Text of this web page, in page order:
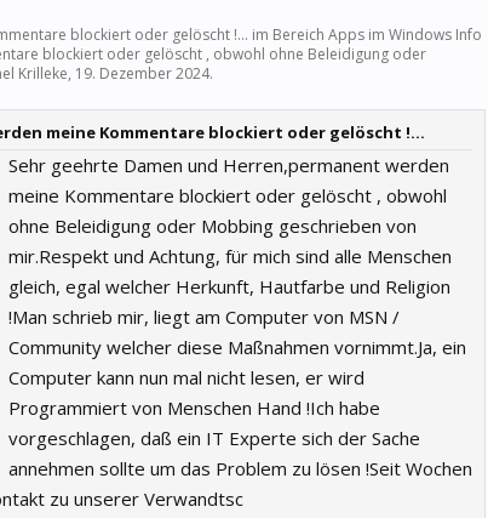
blockiert oder gelöscht !... im Bereich Apps im Windows Info
blockiert oder gelöscht , obwohl ohne Beleidigung oder
Krilleke, 19. Dezember 2024.
meine Kommentare blockiert oder gelöscht !...
Sehr geehrte Damen und Herren,permanent werden
meine Kommentare blockiert oder gelöscht , obwohl
ohne Beleidigung oder Mobbing geschrieben von
mir.Respekt und Achtung, für mich sind alle Menschen
gleich, egal welcher Herkunft, Hautfarbe und Religion
!Man schrieb mir, liegt am Computer von MSN /
Community welcher diese Maßnahmen vornimmt.Ja, ein
Computer kann nun mal nicht lesen, er wird
Programmiert von Menschen Hand !Ich habe
vorgeschlagen, daß ein IT Experte sich der Sache
annehmen sollte um das Problem zu lösen !Seit Wochen
zu unserer Verwandtsc